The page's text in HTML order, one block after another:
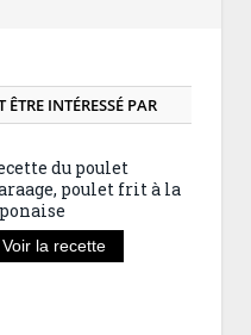
INTÉRESSÉ PAR
du poulet
poulet frit à la
Voir la recette